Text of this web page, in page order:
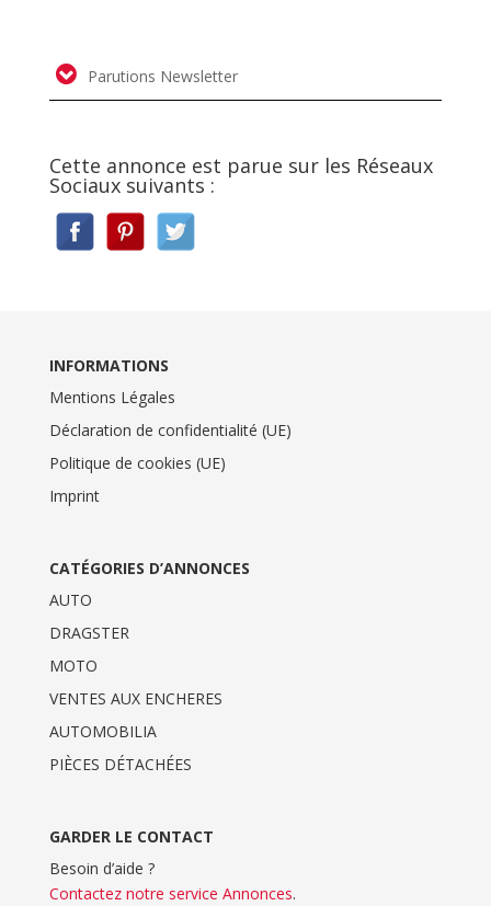
Parutions Newsletter
Cette annonce est parue sur les Réseaux
Sociaux suivants :
INFORMATIONS
Mentions Légales
Déclaration de confidentialité (UE)
Politique de cookies (UE)
Imprint
CATÉGORIES D’ANNONCES
AUTO
DRAGSTER
MOTO
VENTES AUX ENCHERES
AUTOMOBILIA
PIÈCES DÉTACHÉES
GARDER LE CONTACT
Besoin d’aide ?
Contactez notre service Annonces.